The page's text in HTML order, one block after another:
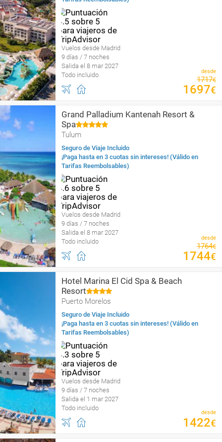
Vuelos desde Madrid
9 días / 7 noches
Salida el 8 mar 2027
Todo incluido
desde
1717€
1697€
Grand Palladium Kantenah Resort &
Spa
Tulum
Seguro de Viaje Incluido
¡Paga hasta en 3 cuotas sin intereses! (Válido en
Tarifas Reembolsables)
Vuelos desde Madrid
9 días / 7 noches
Salida el 8 mar 2027
Todo incluido
desde
1764€
1744€
Hotel Marina El Cid Spa & Beach
Resort
Puerto Morelos
Seguro de Viaje Incluido
¡Paga hasta en 3 cuotas sin intereses! (Válido en
Tarifas Reembolsables)
Vuelos desde Madrid
9 días / 7 noches
Salida el 1 mar 2027
Todo incluido
desde
1422€